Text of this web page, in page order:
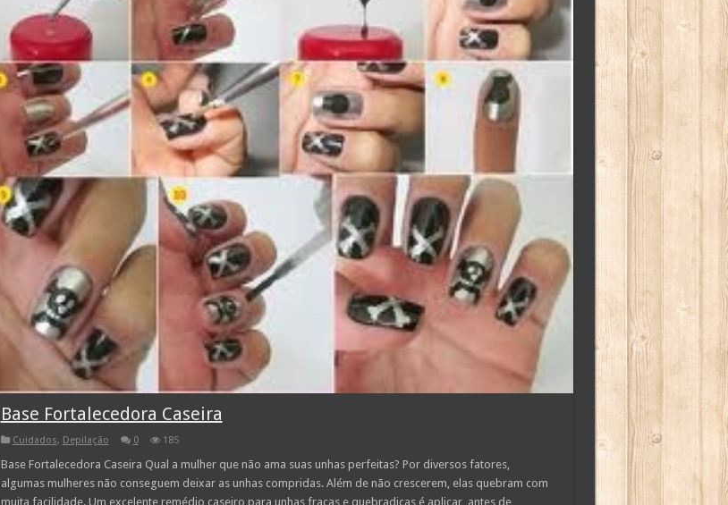
Base Fortalecedora Caseira
Cuidados, Depilação 0 185
Base Fortalecedora Caseira Qual a mulher que não ama suas unhas perfeitas? Por diversos fatores,
algumas mulheres não conseguem deixar as unhas compridas. Além de não crescerem, elas quebram com
muita facilidade. Um excelente remédio caseiro para unhas fracas e quebradiças é aplicar, antes de